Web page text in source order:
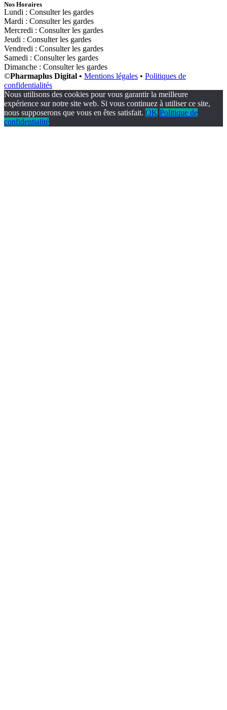
Nos Horaires
Lundi : Consulter les gardes
Mardi : Consulter les gardes
Mercredi : Consulter les gardes
Jeudi : Consulter les gardes
Vendredi : Consulter les gardes
Samedi : Consulter les gardes
Dimanche : Consulter les gardes
©Pharmaplus Digital • Mentions légales • Politiques de
confidentialités
Nous utilisons des cookies pour vous garantir la meilleure
expérience sur notre site web. Si vous continuez à utiliser ce site,
nous supposerons que vous en êtes satisfait. OK Politique de
confidentialité